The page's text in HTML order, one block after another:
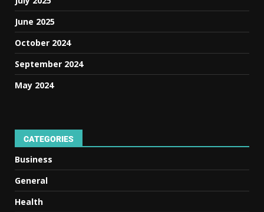
June 2025
October 2024
September 2024
May 2024
CATEGORIES
Business
General
Health